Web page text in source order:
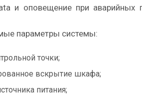
и оповещение при аварийных
параметры системы:
точки;
вскрытие шкафа;
питания;